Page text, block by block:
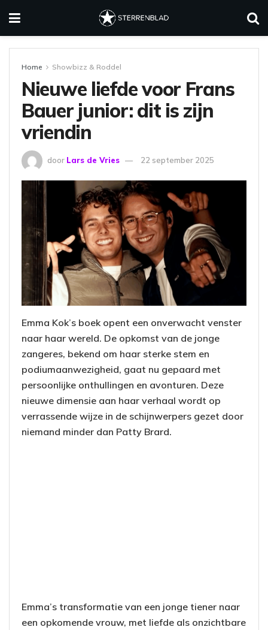
Home Showbizz & Roddel
Nieuwe liefde voor Frans
Bauer junior: dit is zijn
vriendin
door Lars de Vries 22 september 2025
Emma Kok’s boek opent een onverwacht venster
naar haar wereld. De opkomst van de jonge
zangeres, bekend om haar sterke stem en
podiumaanwezigheid, gaat nu gepaard met
persoonlijke onthullingen en avonturen. Deze
nieuwe dimensie aan haar verhaal wordt op
verrassende wijze in de schijnwerpers gezet door
niemand minder dan Patty Brard.
Emma’s transformatie van een jonge tiener naar
een opkomende vrouw, met liefde als onzichtbare